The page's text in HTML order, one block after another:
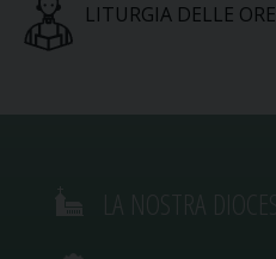
LITURGIA DELLE ORE